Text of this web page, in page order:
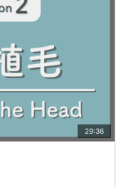
29:36